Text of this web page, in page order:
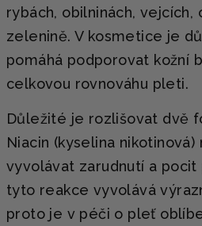
rybách, obilninách, vejcích,
zelenině. V kosmetice je
pomáhá podporovat kožní
celkovou rovnováhu pleti.
Důležité je rozlišovat dvě
Niacin (kyselina
vyvolávat zarudnutí a pocit
tyto reakce vyvolává
proto je v péči o pleť